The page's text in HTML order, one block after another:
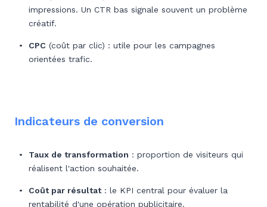
impressions. Un CTR bas signale souvent un problème
créatif.
CPC (coût par clic) : utile pour les campagnes
orientées trafic.
Indicateurs de conversion
Taux de transformation : proportion de visiteurs qui
réalisent l'action souhaitée.
Coût par résultat: le KPI central pour évaluer la
rentabilité d'une opération publicitaire.